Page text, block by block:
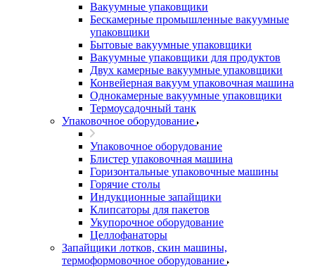
Вакуумные упаковщики
Бескамерные промышленные вакуумные
упаковщики
Бытовые вакуумные упаковщики
Вакуумные упаковщики для продуктов
Двух камерные вакуумные упаковщики
Конвейерная вакуум упаковочная машина
Однокамерные вакуумные упаковщики
Термоусадочный танк
Упаковочное оборудование
Упаковочное оборудование
Блистер упаковочная машина
Горизонтальные упаковочные машины
Горячие столы
Индукционные запайщики
Клипсаторы для пакетов
Укупорочное оборудование
Целлофанаторы
Запайщики лотков, скин машины,
термоформовочное оборудование